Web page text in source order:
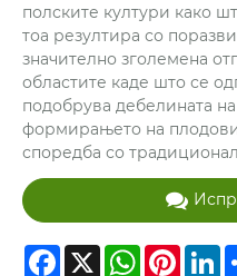
полските култури како
тоа резултира со
значително зголемена
областите каде што се
подобрува дебелината
формирањето на
споредба со
Facebook
X WhatsApp